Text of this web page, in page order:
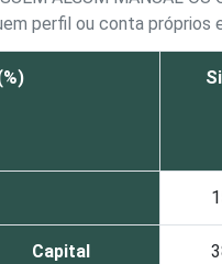
perfil ou conta próprios
Capital